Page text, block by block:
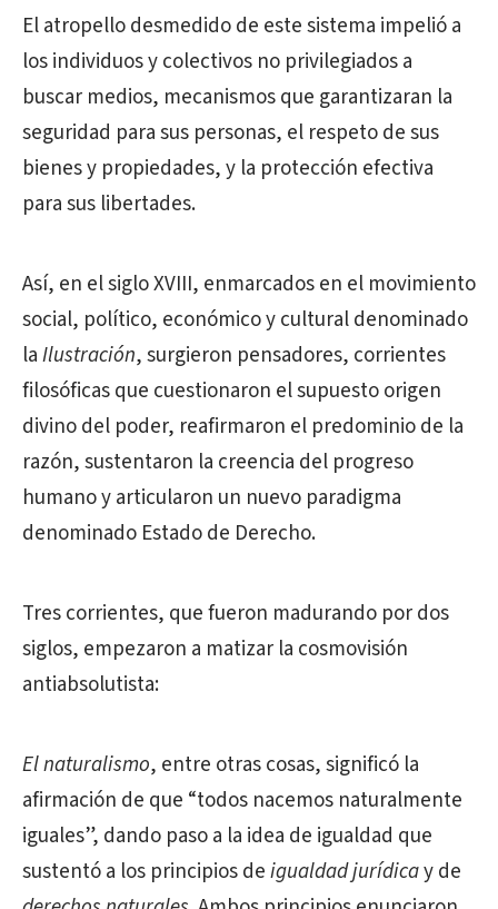
El atropello desmedido de este sistema impelió a
los individuos y colectivos no privilegiados a
buscar medios, mecanismos que garantizaran la
seguridad para sus personas, el respeto de sus
bienes y propiedades, y la protección efectiva
para sus libertades.
Así, en el siglo XVIII, enmarcados en el movimiento
social, político, económico y cultural denominado
laIlustración, surgieron pensadores, corrientes
filosóficas que cuestionaron el supuesto origen
divino del poder, reafirmaron el predominio de la
razón, sustentaron la creencia del progreso
humano y articularon un nuevo paradigma
denominado Estado de Derecho.
Tres corrientes, que fueron madurando por dos
siglos, empezaron a matizar la cosmovisión
antiabsolutista:
El naturalismo, entre otras cosas, significó la
afirmación de que “todos nacemos naturalmente
iguales”, dando paso a la idea de igualdad que
sustentó a los principios deigualdad jurídicay de